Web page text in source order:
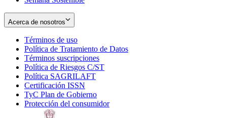
Acerca de nosotros
Términos de uso
in
new
window
Política de Tratamiento de Datos
Términos suscripciones
in
Política de Riesgos C/ST
Política SAGRILAFT
new
window
Certificación ISSN
in
new
TyC Plan de Gobierno
in
Protección del consumidorOpens